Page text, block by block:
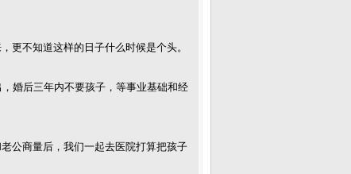
更不知道这样的日子什么时候是个头。
婚后三年内不要孩子，等事业基础和经
公商量后，我们一起去医院打算把孩子